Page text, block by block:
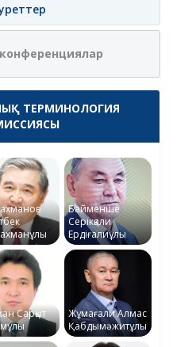
ТЕРМИНОЛОГИЯ
Байменше
Серікқали
Ердіғалиұлы
Сарқыт
Жұмағали Алмас
Қабдымәжитұлы